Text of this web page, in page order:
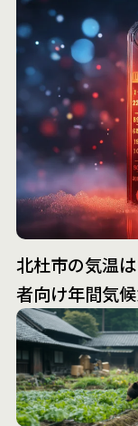
北杜市の気温
者向け年間気